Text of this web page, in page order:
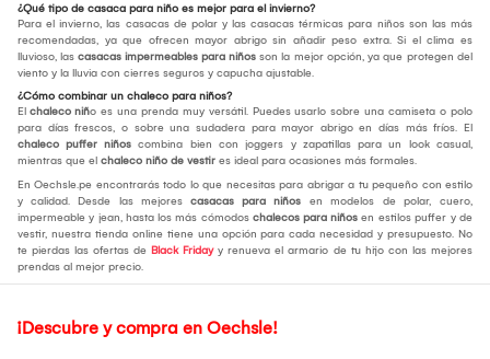
¿Qué tipo de casaca para niño es mejor para el invierno?
Para el invierno, las casacas de polar y las casacas térmicas para niños son las más
recomendadas, ya que ofrecen mayor abrigo sin añadir peso extra. Si el clima es
lluvioso, las casacas impermeables para niños son la mejor opción, ya que protegen del
viento y la lluvia con cierres seguros y capucha ajustable.
¿Cómo combinar un chaleco para niños?
El chaleco niño es una prenda muy versátil. Puedes usarlo sobre una camiseta o polo
para días frescos, o sobre una sudadera para mayor abrigo en días más fríos. El
chaleco puffer niños combina bien con joggers y zapatillas para un look casual,
mientras que el chaleco niño de vestir es ideal para ocasiones más formales.
En Oechsle.pe encontrarás todo lo que necesitas para abrigar a tu pequeño con estilo
y calidad. Desde las mejores casacas para niños en modelos de polar, cuero,
impermeable y jean, hasta los más cómodos chalecos para niños en estilos puffer y de
vestir, nuestra tienda online tiene una opción para cada necesidad y presupuesto. No
te pierdas las ofertas de Black Fridayy renueva el armario de tu hijo con las mejores
prendas al mejor precio.
¡Descubre y compra en Oechsle!